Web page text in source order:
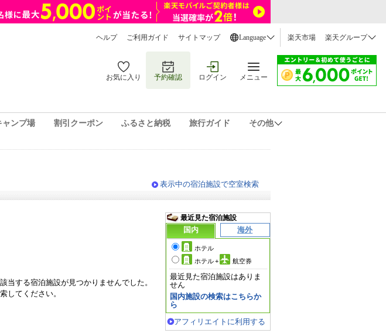
ヘルプ ご利用ガイド サイトマップ Language 楽天市場 楽天グループ
お気に入り 予約確認 ログイン メニュー
ャンプ場 割引クーポン ふるさと納税 旅行ガイド その他
表示中の宿泊施設で空室検索
当する宿泊施設が見つかりませんでした。
してください。
最近見た宿泊施設
国内
海外
ホテル
ホテル+ 航空券
最近見た宿泊施設はありま
せん
国内施設の検索はこちらか
ら
アフィリエイトに利用する